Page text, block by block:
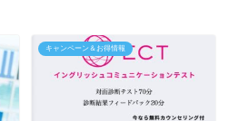
キャンペーン＆お得情報